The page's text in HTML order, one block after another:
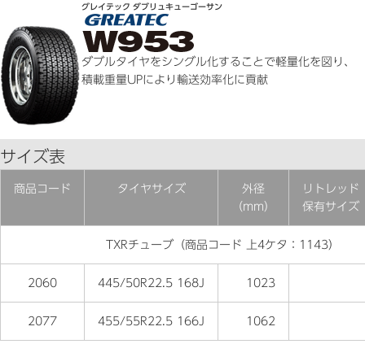
グレイテック ダブリュキューゴーサン
ダブルタイヤをシングル化することで軽量化を図り、
積載重量UPにより輸送効率化に貢献
サイズ表
商品コード タイヤサイズ
外径
（mm）
リトレッド
保有サイズ
TXRチューブ（商品コード 上4ケタ：1143）
2060 445/50R22.5 168J 1023
2077 455/55R22.5 166J 1062